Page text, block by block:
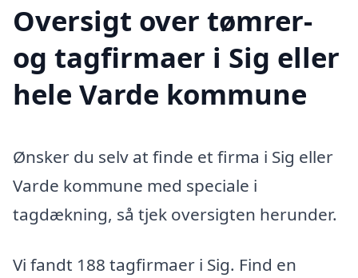
Oversigt over tømrer-
og tagfirmaer i Sig eller
hele Varde kommune
Ønsker du selv at finde et firma i Sig eller
Varde kommune med speciale i
tagdækning, så tjek oversigten herunder.
Vi fandt 188 tagfirmaer i Sig. Find en